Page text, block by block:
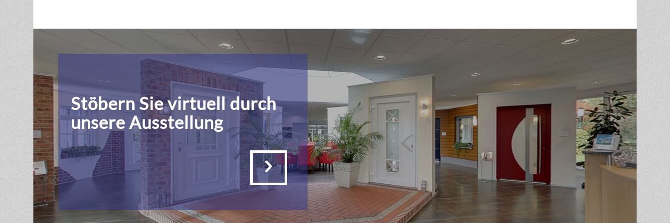
Stöbern Sie virtuell durch
unsere Ausstellung